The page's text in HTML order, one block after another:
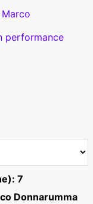
performance
7
Donnarumma